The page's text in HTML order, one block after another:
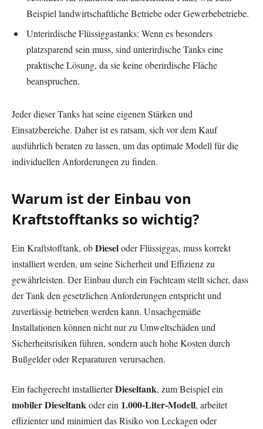
Beispiel landwirtschaftliche Betriebe oder Gewerbebetriebe.
Unterirdische Flüssiggastanks: Wenn es besonders
platzsparend sein muss, sind unterirdische Tanks eine
praktische Lösung, da sie keine oberirdische Fläche
beanspruchen.
Jeder dieser Tanks hat seine eigenen Stärken und
Einsatzbereiche. Daher ist es ratsam, sich vor dem Kauf
ausführlich beraten zu lassen, um das optimale Modell für die
individuellen Anforderungen zu finden.
Warum ist der Einbau von
Kraftstofftanks so wichtig?
Ein Kraftstofftank, obDieseloder Flüssiggas, muss korrekt
installiert werden, um seine Sicherheit und Effizienz zu
gewährleisten. Der Einbau durch ein Fachteam stellt sicher, dass
der Tank den gesetzlichen Anforderungen entspricht und
zuverlässig betrieben werden kann. Unsachgemäße
Installationen können nicht nur zu Umweltschäden und
Sicherheitsrisiken führen, sondern auch hohe Kosten durch
Bußgelder oder Reparaturen verursachen.
Ein fachgerecht installierterDieseltank, zum Beispiel ein
mobiler Dieseltankoder ein 1.000-Liter-Modell, arbeitet
effizienter und minimiert das Risiko von Leckagen oder